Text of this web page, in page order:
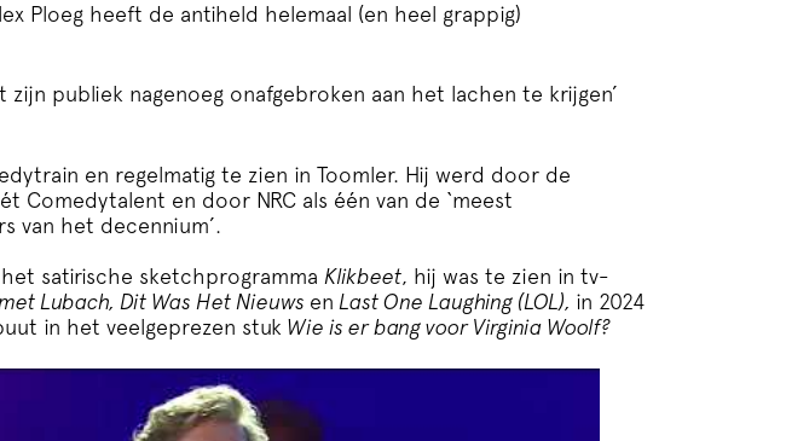
Ploeg heeft de antiheld helemaal (en heel grappig)
publiek nagenoeg onafgebroken aan het lachen te krijgen’
en regelmatig te zien in Toomler. Hij werd door de
Comedytalent en door NRC als één van de ‘meest
van het decennium’.
satirische sketchprogramma Klikbeet, hij was te zien in tv-
Lubach, Dit Was Het Nieuws en Last One Laughing (LOL), in 2024
in het veelgeprezen stuk Wie is er bang voor Virginia Woolf?